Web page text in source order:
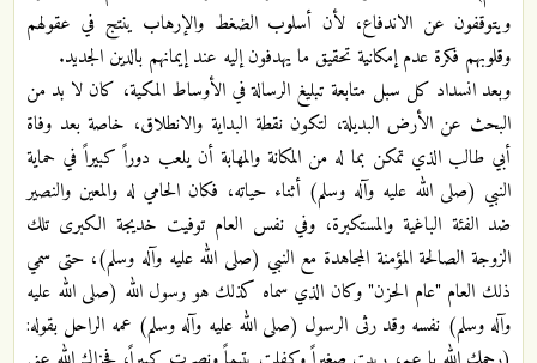
ويتوقفون عن الاندفاع، لأن أسلوب الضغط والإرهاب ينتج في عقولهم
وقلوبهم فكرة عدم إمكانية تحقيق ما يهدفون إليه عند إيمانهم بالدين الجديد.
وبعد انسداد كل سبل متابعة تبليغ الرسالة في الأوساط المكية، كان لا بد من
البحث عن الأرض البديلة، لتكون نقطة البداية والانطلاق، خاصة بعد وفاة
أبي طالب الذي تمكن بما له من المكانة والمهابة أن يلعب دوراً كبيراً في حماية
النبي (صلى الله عليه وآله وسلم) أثناء حياته، فكان الحامي له والمعين والنصير
ضد الفئة الباغية والمستكبرة، وفي نفس العام توفيت خديجة الكبرى تلك
الزوجة الصالحة المؤمنة المجاهدة مع النبي (صلى الله عليه وآله وسلم)، حتى سمي
ذلك العام "عام الحزن" وكان الذي سماه كذلك هو رسول الله (صلى الله عليه
وآله وسلم) نفسه وقد رثى الرسول (صلى الله عليه وآله وسلم) عمه الراحل بقوله: